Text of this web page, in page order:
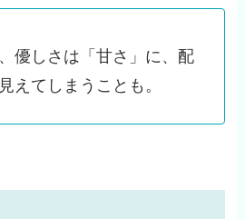
優しさは「甘さ」に、配
えてしまうことも。